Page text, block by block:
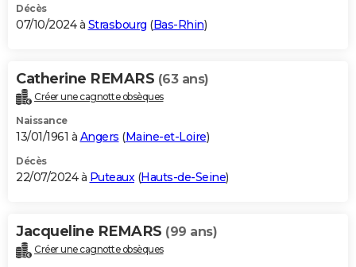
Décès
07/10/2024 à Strasbourg (Bas-Rhin)
Catherine REMARS (63 ans)
Créer une cagnotte obsèques
Naissance
13/01/1961 à Angers (Maine-et-Loire)
Décès
22/07/2024 à Puteaux(Hauts-de-Seine)
Jacqueline REMARS (99 ans)
Créer une cagnotte obsèques